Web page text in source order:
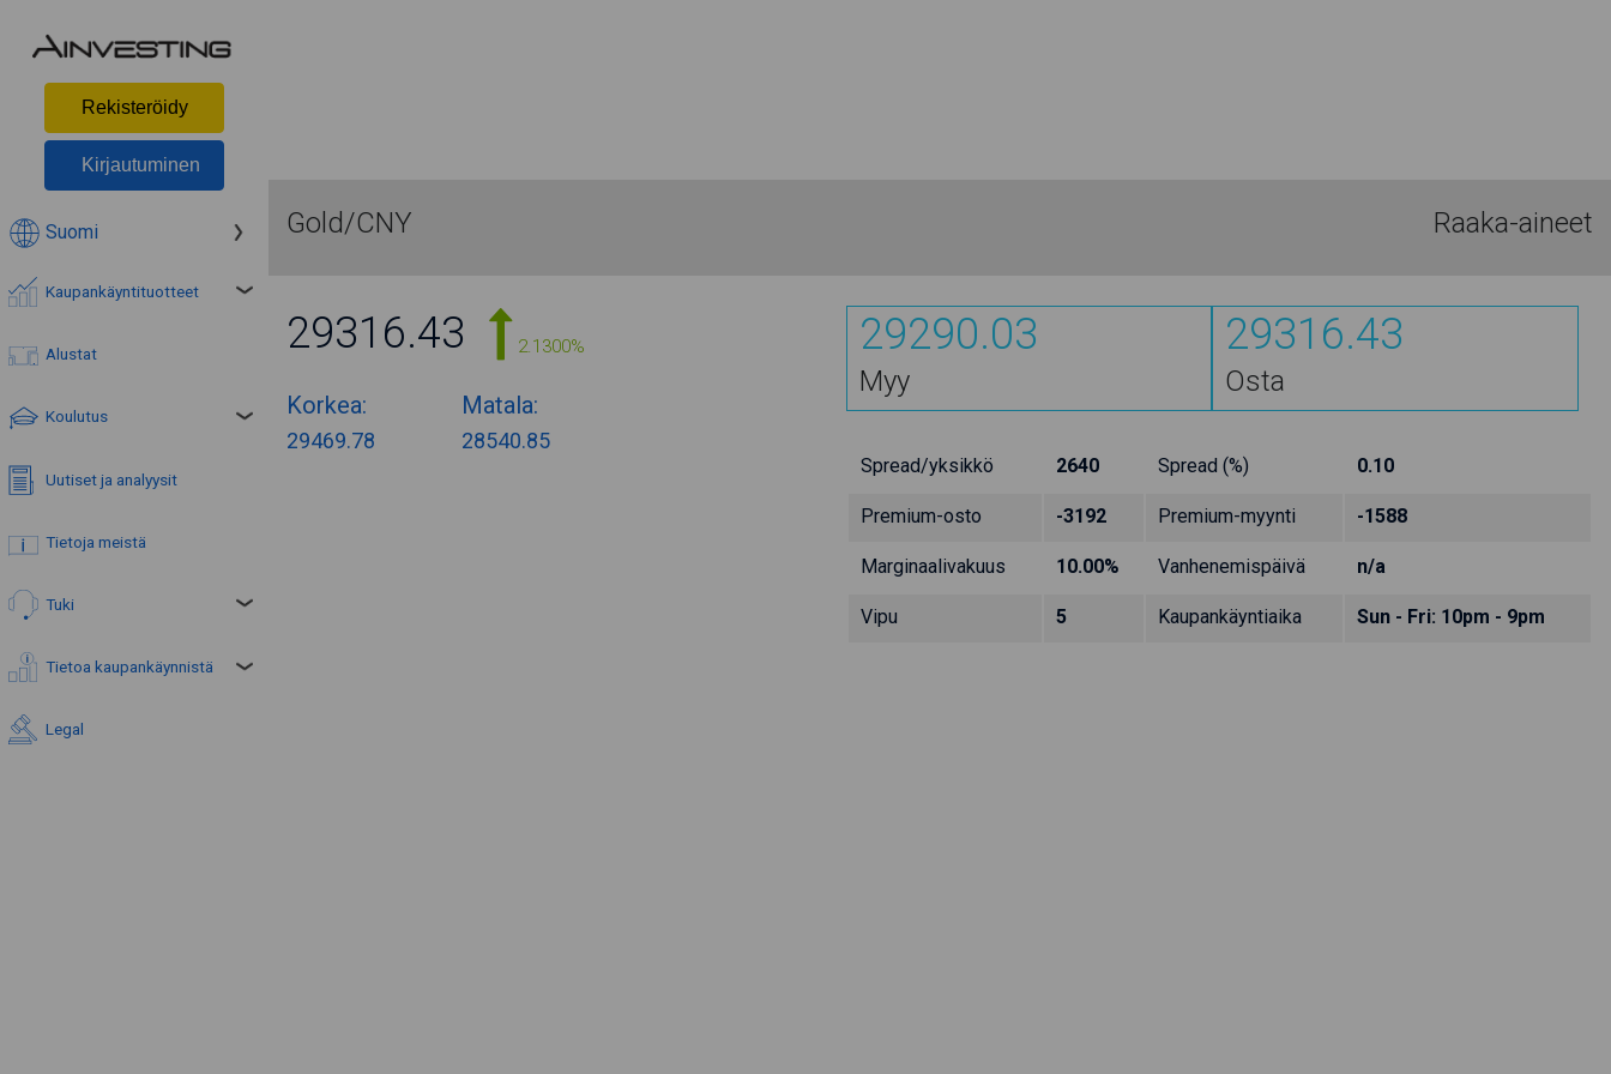
Rekisteröidy
Kirjautuminen
Suomi
Kaupankäyntituotteet
Alustat
Koulutus
Uutiset ja analyysit
Tietoja meistä
Tuki
Tietoa kaupankäynnistä
Legal
Gold/CNY Raaka-aineet
29316.43 2.1300%
Korkea:
29469.78
Matala:
28540.85
29290.03
Myy
29316.43
Osta
Spread/yksikkö 2640 Spread (%) 0.10
Premium-osto -3192 Premium-myynti -1588
Marginaalivakuus 10.00% Vanhenemispäivä n/a
Vipu 5 Kaupankäyntiaika Sun - Fri: 10pm - 9pm